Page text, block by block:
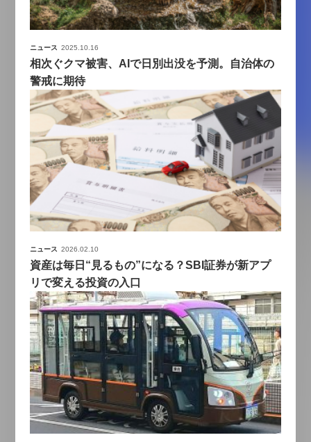
ニュース 2025.10.16
相次ぐクマ被害、AIで日別出没を予測。自治体の
警戒に期待
ニュース 2026.02.10
資産は毎日“見るもの”になる？SBI証券が新アプ
リで変える投資の入口